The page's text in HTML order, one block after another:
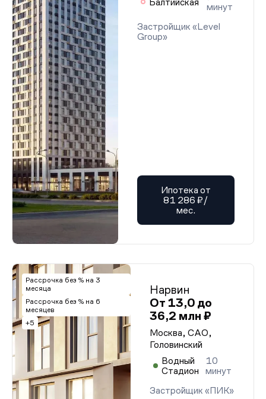
минут
Застройщик «Level
Group»
Ипотека от
81 286 ₽/
мес.
Рассрочка без % на 3
месяца
Рассрочка без % на 6
месяцев
+5
Нарвин
От 13,0 до
36,2 млн ₽
Москва, САО,
Головинский
Водный
Стадион
10
минут
Застройщик «ПИК»